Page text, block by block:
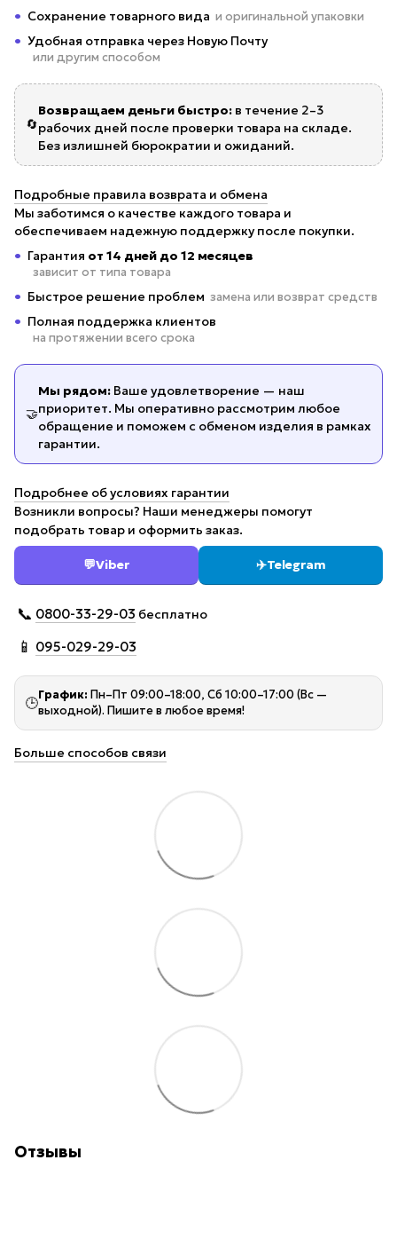
Сохранение товарного вида и оригинальной упаковки
Удобная отправка через Новую Почту
или другим способом
🔄
Возвращаем деньги быстро: в течение 2–3
рабочих дней после проверки товара на складе.
Без излишней бюрократии и ожиданий.
Подробные правила возврата и обмена
Мы заботимся о качестве каждого товара и
обеспечиваем надежную поддержку после покупки.
Гарантия от 14 дней до 12 месяцев
зависит от типа товара
Быстрое решение проблем замена или возврат средств
Полная поддержка клиентов
на протяжении всего срока
🤝
Мы рядом: Ваше удовлетворение — наш
приоритет. Мы оперативно рассмотрим любое
обращение и поможем с обменом изделия в рамках
гарантии.
Подробнее об условиях гарантии
Возникли вопросы? Наши менеджеры помогут
подобрать товар и оформить заказ.
💬Viber ✈️Telegram
📞 0800-33-29-03 бесплатно
📱 095-029-29-03
🕒
График: Пн–Пт 09:00–18:00, Сб 10:00–17:00 (Вс —
выходной). Пишите в любое время!
Больше способов связи
Отзывы